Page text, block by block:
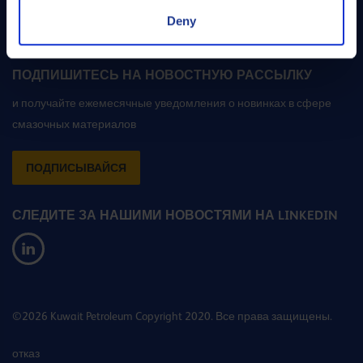
Deny
ПОДПИШИТЕСЬ НА НОВОСТНУЮ РАССЫЛКУ
и получайте ежемесячные уведомления о новинках в сфере
смазочных материалов
ПОДПИСЫВАЙСЯ
СЛЕДИТЕ ЗА НАШИМИ НОВОСТЯМИ НА LINKEDIN
©2026 Kuwait Petroleum Copyright 2020. Все права защищены.
отказ